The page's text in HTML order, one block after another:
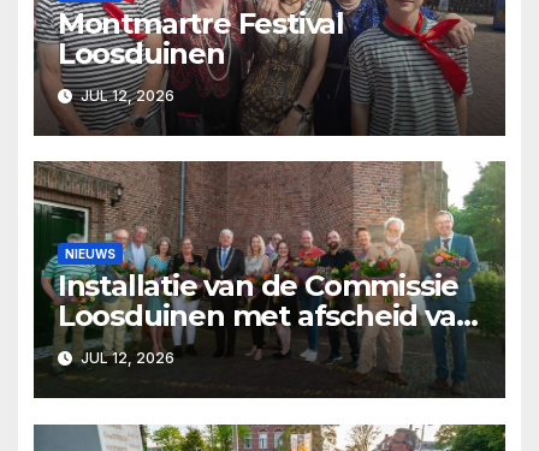
Montmartre Festival
Loosduinen
JUL 12, 2026
NIEUWS
Installatie van de Commissie
Loosduinen met afscheid van
Pjer Wijsman
JUL 12, 2026